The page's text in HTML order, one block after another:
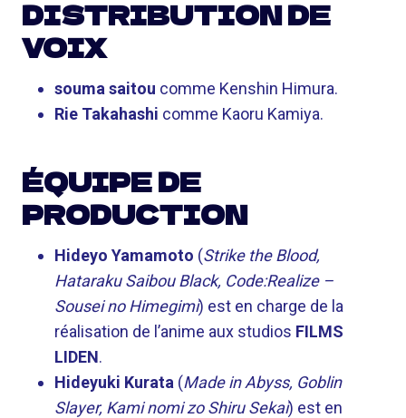
DISTRIBUTION DE
VOIX
souma saitou comme Kenshin Himura.
Rie Takahashi comme Kaoru Kamiya.
ÉQUIPE DE
PRODUCTION
Hideyo Yamamoto (Strike the Blood,
Hataraku Saibou Black, Code:Realize –
Sousei no Himegimi) est en charge de la
réalisation de l’anime aux studios FILMS
LIDEN.
Hideyuki Kurata (Made in Abyss, Goblin
Slayer, Kami nomi zo Shiru Sekai) est en